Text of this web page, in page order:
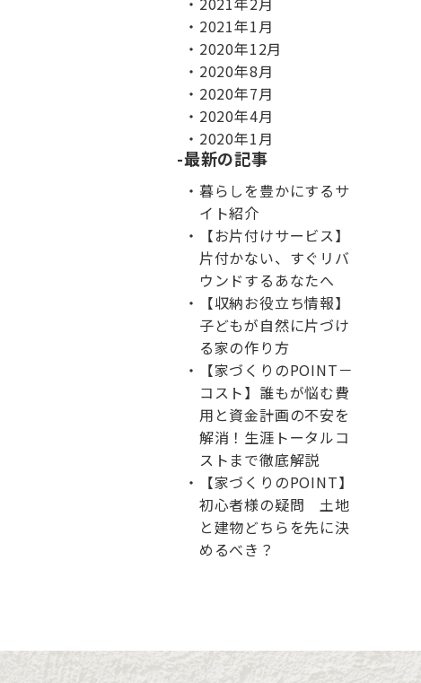
2021年1月
2020年12月
2020年8月
2020年7月
2020年4月
2020年1月
最新の記事
暮らしを豊かにするサ
イト紹介
【お片付けサービス】
片付かない、すぐリバ
ウンドするあなたへ
【収納お役立ち情報】
子どもが自然に片づけ
る家の作り方
【家づくりのPOINT－
コスト】誰もが悩む費
用と資金計画の不安を
解消！生涯トータルコ
ストまで徹底解説
【家づくりのPOINT】
初心者様の疑問 土地
と建物どちらを先に決
めるべき？